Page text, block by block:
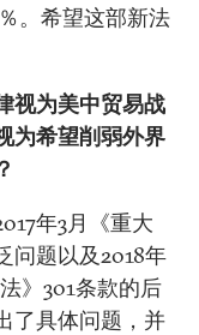
。希望这部新法
视为美中贸易战
为希望削弱外界
年3月《重大
问题以及2018年
》301条款的后
了具体问题，并